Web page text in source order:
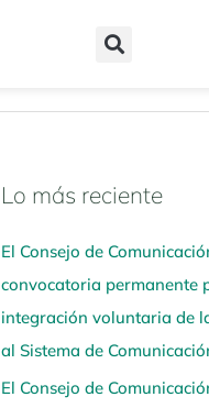
Lo más reciente
El Consejo de
convocatoria permanente
integración voluntaria de
al Sistema de
El Consejo de
N
v
e
g
a
a